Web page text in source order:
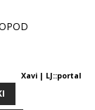
Xavi | LJ::portal